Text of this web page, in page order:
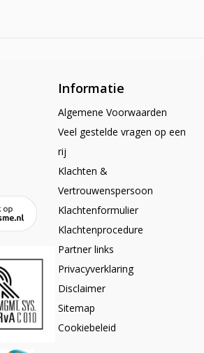
Informatie
Algemene Voorwaarden
Veel gestelde vragen op een
rij
Klachten &
Vertrouwenspersoon
Klachtenformulier
Klachtenprocedure
Partner links
Privacyverklaring
Disclaimer
Sitemap
Cookiebeleid